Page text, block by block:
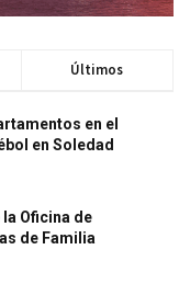
Últimos
en el
en Soledad
Oficina de
de Familia